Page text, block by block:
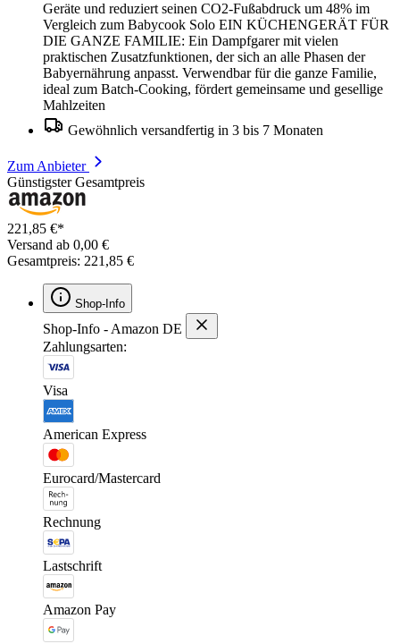
Geräte und reduziert seinen CO2-Fußabdruck um 48% im
Vergleich zum Babycook Solo EIN KÜCHENGERÄT FÜR
DIE GANZE FAMILIE: Ein Dampfgarer mit vielen
praktischen Zusatzfunktionen, der sich an alle Phasen der
Babyernährung anpasst. Verwendbar für die ganze Familie,
ideal zum Batch-Cooking, fördert gemeinsame und gesellige
Mahlzeiten
Gewöhnlich versandfertig in 3 bis 7 Monaten
Zum Anbieter
Günstigster Gesamtpreis
221,85 €*
Versand ab 0,00 €
Gesamtpreis: 221,85 €
Shop-Info
Shop-Info - Amazon DE
Zahlungsarten:
Visa
American Express
Eurocard/Mastercard
Rechnung
Lastschrift
Amazon Pay